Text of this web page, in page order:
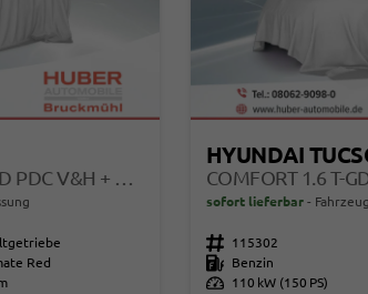
COMFORT 1.6 T-GDI 2WD / LED PDC V&H + KAMERA SITZ LENKRADHEIZUNG ALU 18"
Red
HYUNDAI
sofort lieferbar
Fahrzeugnr. 115302
Kraftstoff
Benzin
Leistung
110 kW (150 PS)